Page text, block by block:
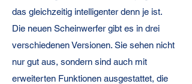
das gleichzeitig intelligenter denn je ist.
Die neuen Scheinwerfer gibt es in drei
verschiedenen Versionen. Sie sehen nicht
nur gut aus, sondern sind auch mit
erweiterten Funktionen ausgestattet, die